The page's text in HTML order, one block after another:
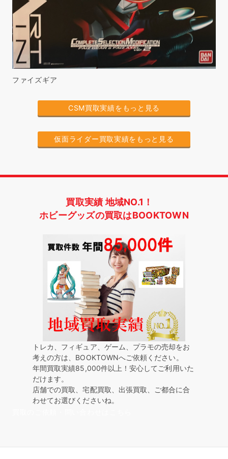
ファイズギア
CSM買取実績をもっと見る
仮面ライダー買取実績をもっと見る
買取実績 地域NO.1！
ホビーグッズの買取はBOOKTOWN
トレカ、フィギュア、ゲーム、プラモの売却をお
考えの方は、BOOKTOWNへご依頼ください。
年間買取実績85,000件以上！安心してご利用いた
だけます。
店舗での買取、宅配買取、出張買取、ご都合に合
わせてお選びくださいね。